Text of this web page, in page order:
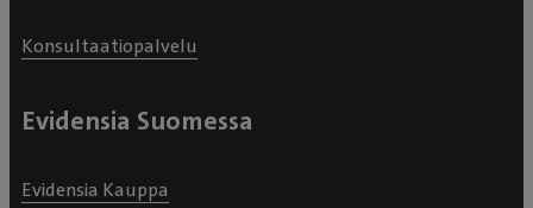
Konsultaatiopalvelu
Evidensia Suomessa
Evidensia Kauppa